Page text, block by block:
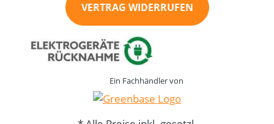
VERTRAG WIDERRUFEN
Ein Fachhändler von